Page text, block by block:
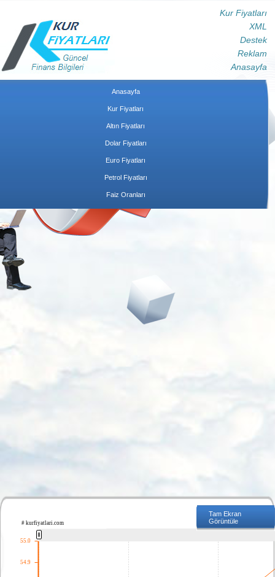
Kur Fiyatları
XML
Destek
Reklam
Anasayfa
Anasayfa
Kur Fiyatları
Altın Fiyatları
Dolar Fiyatları
Euro Fiyatları
Petrol Fiyatları
Faiz Oranları
Tam Ekran
Görüntüle